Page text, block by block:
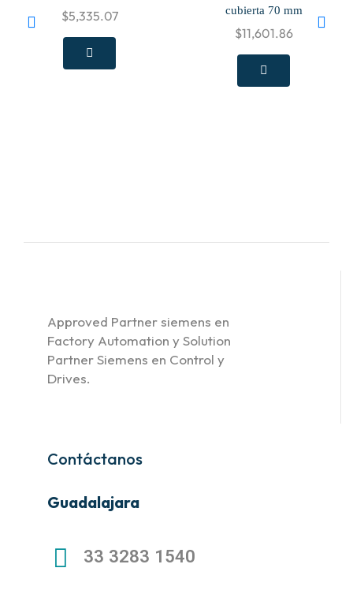
$5,335.07
cubierta 70 mm
$11,601.86
Approved Partner siemens en
Factory Automation y Solution
Partner Siemens en Control y
Drives.
Contáctanos
Guadalajara
33 3283 1540